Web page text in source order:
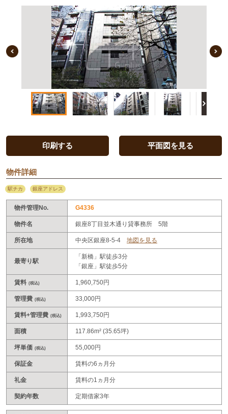
Previous Image
印刷する 平面図を見る
物件詳細
駅チカ 銀座アドレス
物件管理No. G4336
物件名 銀座8丁目並木通り貸事務所 5階
所在地 中央区銀座8-5-4 地図を見る
最寄り駅
「新橋」駅徒歩3分
「銀座」駅徒歩5分
賃料 (税込) 1,960,750円
管理費 (税込) 33,000円
賃料+管理費 (税込) 1,993,750円
面積 117.86m² (35.65坪)
坪単価 (税込) 55,000円
保証金 賃料の6ヵ月分
礼金 賃料の1ヵ月分
契約年数 定期借家3年